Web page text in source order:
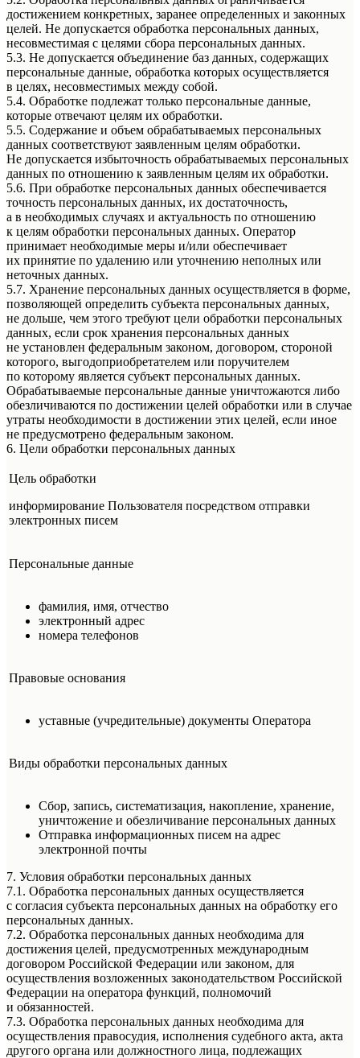
достижением конкретных, заранее определенных и законных
целей. Не допускается обработка персональных данных,
несовместимая с целями сбора персональных данных.
5.3. Не допускается объединение баз данных, содержащих
персональные данные, обработка которых осуществляется
в целях, несовместимых между собой.
5.4. Обработке подлежат только персональные данные,
которые отвечают целям их обработки.
5.5. Содержание и объем обрабатываемых персональных
данных соответствуют заявленным целям обработки.
Не допускается избыточность обрабатываемых персональных
данных по отношению к заявленным целям их обработки.
5.6. При обработке персональных данных обеспечивается
точность персональных данных, их достаточность,
а в необходимых случаях и актуальность по отношению
к целям обработки персональных данных. Оператор
принимает необходимые меры и/или обеспечивает
их принятие по удалению или уточнению неполных или
неточных данных.
5.7. Хранение персональных данных осуществляется в форме,
позволяющей определить субъекта персональных данных,
не дольше, чем этого требуют цели обработки персональных
данных, если срок хранения персональных данных
не установлен федеральным законом, договором, стороной
которого, выгодоприобретателем или поручителем
по которому является субъект персональных данных.
Обрабатываемые персональные данные уничтожаются либо
обезличиваются по достижении целей обработки или в случае
утраты необходимости в достижении этих целей, если иное
не предусмотрено федеральным законом.
6. Цели обработки персональных данных
Цель обработки
информирование Пользователя посредством отправки
электронных писем
Персональные данные
фамилия, имя, отчество
электронный адрес
номера телефонов
Правовые основания
уставные (учредительные) документы Оператора
Виды обработки персональных данных
Сбор, запись, систематизация, накопление, хранение,
уничтожение и обезличивание персональных данных
Отправка информационных писем на адрес
электронной почты
7. Условия обработки персональных данных
7.1. Обработка персональных данных осуществляется
с согласия субъекта персональных данных на обработку его
персональных данных.
7.2. Обработка персональных данных необходима для
достижения целей, предусмотренных международным
договором Российской Федерации или законом, для
осуществления возложенных законодательством Российской
Федерации на оператора функций, полномочий
и обязанностей.
7.3. Обработка персональных данных необходима для
осуществления правосудия, исполнения судебного акта, акта
другого органа или должностного лица, подлежащих